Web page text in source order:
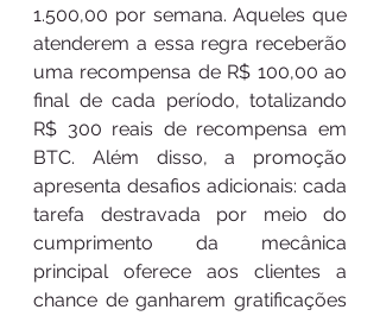
1.500,00 por semana. Aqueles que
atenderem a essa regra receberão
uma recompensa de R$ 100,00 ao
final de cada período, totalizando
R$ 300 reais de recompensa em
BTC. Além disso, a promoção
apresenta desafios adicionais: cada
tarefa destravada por meio do
cumprimento da mecânica
principal oferece aos clientes a
chance de ganharem gratificações